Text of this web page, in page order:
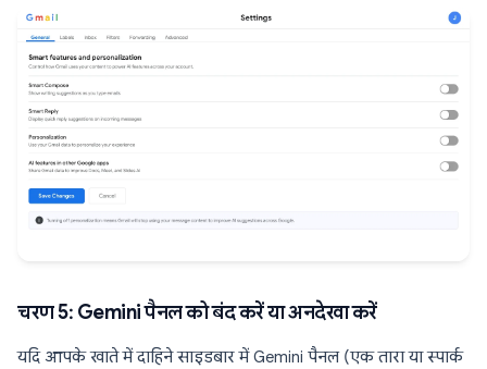
चरण 5: Gemini पैनल को बंद करें या अनदेखा करें
यदि आपके खाते में दाहिने साइडबार में Gemini पैनल (एक तारा या स्पार्क